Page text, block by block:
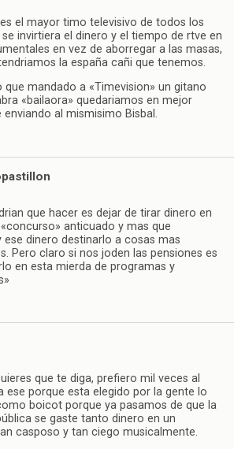
el mayor timo televisivo de todos los
invirtiera el dinero y el tiempo de rtve en
en vez de aborregar a las masas,
la españa cañi que tenemos.
que mandado a «Timevision» un gitano
«bailaora» quedariamos en mejor
enviando al mismisimo Bisbal.
que hacer es dejar de tirar dinero en
anticuado y mas que
ese dinero destinarlo a cosas mas
Pero claro si nos joden las pensiones es
en esta mierda de programas y
que te diga, prefiero mil veces al
ese porque esta elegido por la gente lo
boicot porque ya pasamos de que la
se gaste tanto dinero en un
casposo y tan ciego musicalmente.